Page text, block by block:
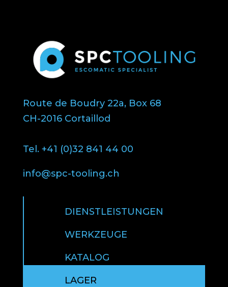
Route de Boudry 22a, Box 68
CH-2016 Cortaillod
Tel. +41 (0)32 841 44 00
info@spc-tooling.ch
DIENSTLEISTUNGEN
WERKZEUGE
KATALOG
LAGER